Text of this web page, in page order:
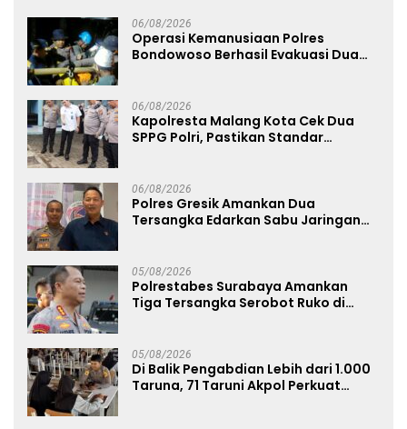
06/08/2026
Operasi Kemanusiaan Polres
Bondowoso Berhasil Evakuasi Dua
06/08/2026
Kapolresta Malang Kota Cek Dua
SPPG Polri, Pastikan Standar
06/08/2026
Polres Gresik Amankan Dua
Tersangka Edarkan Sabu Jaringan
05/08/2026
Polrestabes Surabaya Amankan
Tiga Tersangka Serobot Ruko di
05/08/2026
Di Balik Pengabdian Lebih dari 1.000
Taruna, 71 Taruni Akpol Perkuat